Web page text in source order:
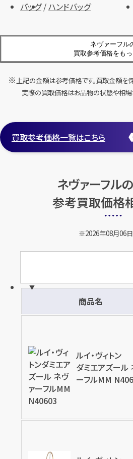
ネヴァーフル
買取参考価格をも
バッグ ハンドバッグ
ルイ・ヴィトン ダミエ ネヴァーフ
買取参考価格 75,000円
バッグ ショルダーバッグ
ルイ
ル
買
バッグ ショルダーバッグ
ル
ルイ・ヴィトン ダミエ ネヴァーフ
ショルダーバッグ
ル
上記の金額は参考価格です。買取金額を
実際の買取価格はお品物の状態や相場
買取参考価格一覧はこちら
ネヴァーフル
参考買取価格
※2026年08月06
商品名
ルイ・ヴィトン
ダミエアズール
ーフルMM